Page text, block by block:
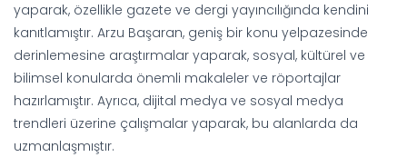
yaparak, özellikle gazete ve dergi yayıncılığında kendini
kanıtlamıştır. Arzu Başaran, geniş bir konu yelpazesinde
derinlemesine araştırmalar yaparak, sosyal, kültürel ve
bilimsel konularda önemli makaleler ve röportajlar
hazırlamıştır. Ayrıca, dijital medya ve sosyal medya
trendleri üzerine çalışmalar yaparak, bu alanlarda da
uzmanlaşmıştır.